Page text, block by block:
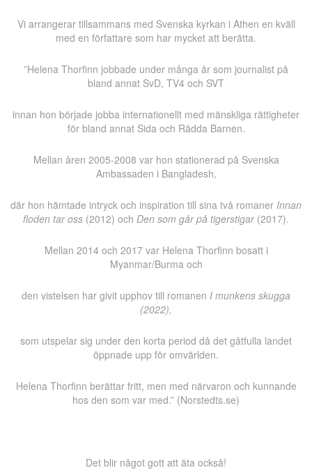
Vi arrangerar tillsammans med Svenska kyrkan i Athen en kväll
med en författare som har mycket att berätta.
”Helena Thorfinn jobbade under många år som journalist på
bland annat SvD, TV4 och SVT
innan hon började jobba internationellt med mänskliga rättigheter
för bland annat Sida och Rädda Barnen.
Mellan åren 2005-2008 var hon stationerad på Svenska
Ambassaden i Bangladesh,
där hon hämtade intryck och inspiration till sina två romaner Innan
floden tar oss (2012) och Den som går på tigerstigar(2017).
Mellan 2014 och 2017 var Helena Thorfinn bosatt i
Myanmar/Burma och
den vistelsen har givit upphov till romanen I munkens skugga
(2022),
som utspelar sig under den korta period då det gåtfulla landet
öppnade upp för omvärlden.
Helena Thorfinn berättar fritt, men med närvaron och kunnande
hos den som var med.” (Norstedts.se)
Det blir något gott att äta också!